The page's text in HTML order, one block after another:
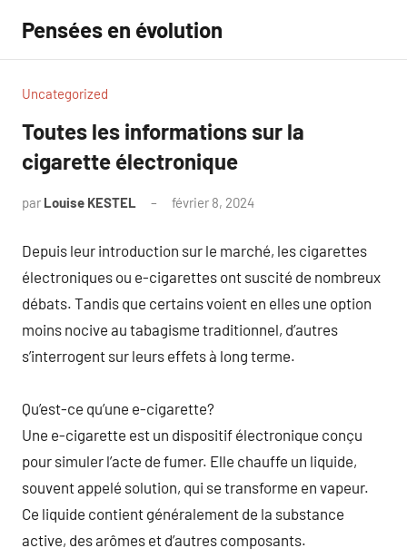
contenu
Pensées en évolution
Uncategorized
Toutes les informations sur la
cigarette électronique
par Louise KESTEL février 8, 2024
Depuis leur introduction sur le marché, les cigarettes
électroniques ou e-cigarettes ont suscité de nombreux
débats. Tandis que certains voient en elles une option
moins nocive au tabagisme traditionnel, d’autres
s’interrogent sur leurs effets à long terme.
Qu’est-ce qu’une e-cigarette?
Une e-cigarette est un dispositif électronique conçu
pour simuler l’acte de fumer. Elle chauffe un liquide,
souvent appelé solution, qui se transforme en vapeur.
Ce liquide contient généralement de la substance
active, des arômes et d’autres composants.